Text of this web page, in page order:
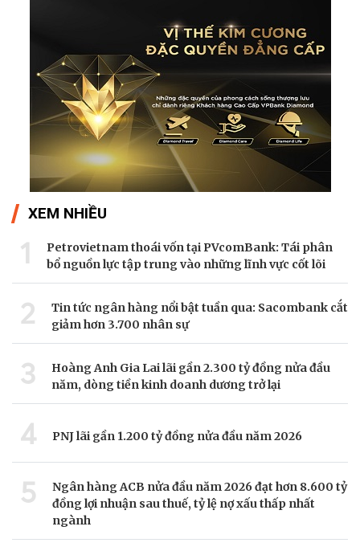
XEM NHIỀU
1
Petrovietnam thoái vốn tại PVcomBank: Tái phân
bổ nguồn lực tập trung vào những lĩnh vực cốt lõi
2
Tin tức ngân hàng nổi bật tuần qua: Sacombank cắt
giảm hơn 3.700 nhân sự
3
Hoàng Anh Gia Lai lãi gần 2.300 tỷ đồng nửa đầu
năm, dòng tiền kinh doanh dương trở lại
4 PNJ lãi gần 1.200 tỷ đồng nửa đầu năm 2026
5
Ngân hàng ACB nửa đầu năm 2026 đạt hơn 8.600 tỷ
đồng lợi nhuận sau thuế, tỷ lệ nợ xấu thấp nhất
ngành